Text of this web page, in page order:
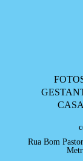
Rua Bom